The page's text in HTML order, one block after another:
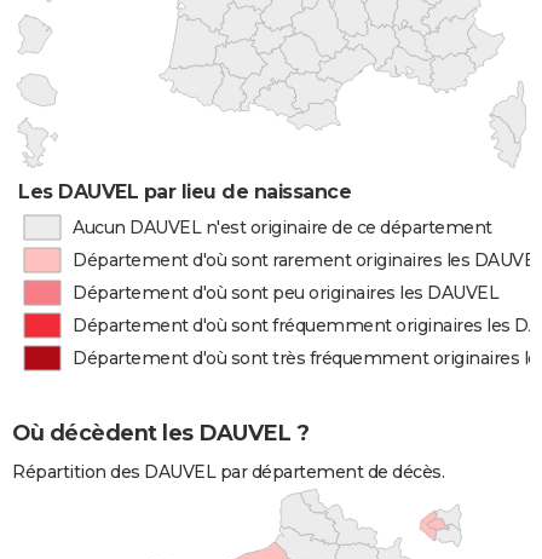
Les DAUVEL par lieu de naissance
Aucun DAUVEL n'est originaire de ce département
Département d'où sont rarement originaires les
Département d'où sont peu originaires les DAUVEL
Département d'où sont fréquemment originaires les
Département d'où sont très fréquemment originaires
Où décèdent les DAUVEL ?
Répartition des DAUVEL par département de décès.